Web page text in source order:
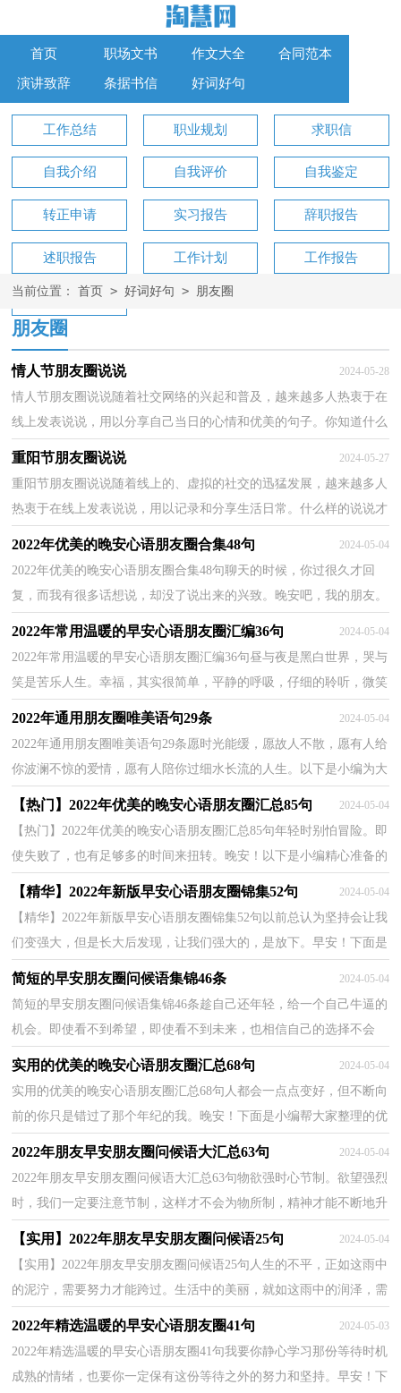
首页 职场文书 作文大全 合同范本
演讲致辞 条据书信 好词好句
工作总结 职业规划 求职信
自我介绍 自我评价 自我鉴定
转正申请 实习报告 辞职报告
述职报告 工作计划 工作报告
工作方案
当前位置： 首页 > 好词好句 > 朋友圈
朋友圈
情人节朋友圈说说 2024-05-28
情人节朋友圈说说随着社交网络的兴起和普及，越来越多人热衷于在
线上发表说说，用以分享自己当日的心情和优美的句子。你知道什么
重阳节朋友圈说说 2024-05-27
重阳节朋友圈说说随着线上的、虚拟的社交的迅猛发展，越来越多人
热衷于在线上发表说说，用以记录和分享生活日常。什么样的说说才
让人印象深刻呢？下面是小编收集整理的重阳节朋友...
2022年优美的晚安心语朋友圈合集48句 2024-05-04
2022年优美的晚安心语朋友圈合集48句聊天的时候，你过很久才回
复，而我有很多话想说，却没了说出来的兴致。晚安吧，我的朋友。
下面是小编为大家提供的优美的晚安心语48句,供大家参...
2022年常用温暖的早安心语朋友圈汇编36句 2024-05-04
2022年常用温暖的早安心语朋友圈汇编36句昼与夜是黑白世界，哭与
笑是苦乐人生。幸福，其实很简单，平静的呼吸，仔细的聆听，微笑
着生活；有人爱，有事做，有所期待；不慌乱，不迷茫，无悔人生；
2022年通用朋友圈唯美语句29条 2024-05-04
2022年通用朋友圈唯美语句29条愿时光能缓，愿故人不散，愿有人给
你波澜不惊的爱情，愿有人陪你过细水长流的人生。以下是小编为大
家收集的朋友圈唯美语句29条,希望对大家有所帮助...
【热门】2022年优美的晚安心语朋友圈汇总85句 2024-05-04
【热门】2022年优美的晚安心语朋友圈汇总85句年轻时别怕冒险。即
使失败了，也有足够多的时间来扭转。晚安！以下是小编精心准备的
优美的晚安心语85句,欢迎大家阅读。1、轻倚岁月...
【精华】2022年新版早安心语朋友圈锦集52句 2024-05-04
【精华】2022年新版早安心语朋友圈锦集52句以前总认为坚持会让我
们变强大，但是长大后发现，让我们强大的，是放下。早安！下面是
小编精心准备的新版早安心语52句,欢迎阅读，希望能够...
简短的早安朋友圈问候语集锦46条 2024-05-04
简短的早安朋友圈问候语集锦46条趁自己还年轻，给一个自己牛逼的
机会。即使看不到希望，即使看不到未来，也相信自己的选择不会
错，自己的未来不会错，自己的梦想不会错。我不怕千万人...
实用的优美的晚安心语朋友圈汇总68句 2024-05-04
实用的优美的晚安心语朋友圈汇总68句人都会一点点变好，但不断向
前的你只是错过了那个年纪的我。晚安！下面是小编帮大家整理的优
美的晚安心语68句,欢迎阅读，希望大家能够喜欢。1...
2022年朋友早安朋友圈问候语大汇总63句 2024-05-04
2022年朋友早安朋友圈问候语大汇总63句物欲强时心节制。欲望强烈
时，我们一定要注意节制，这样才不会为物所制，精神才能不断地升
华，我们才能获得真正的快乐。早安！下面是小编精心整...
【实用】2022年朋友早安朋友圈问候语25句 2024-05-04
【实用】2022年朋友早安朋友圈问候语25句人生的不平，正如这雨中
的泥泞，需要努力才能跨过。生活中的美丽，就如这雨中的润泽，需
要静心去品尝。那么，有拼搏、有感悟的人生，才会萌发更...
2022年精选温暖的早安心语朋友圈41句 2024-05-03
2022年精选温暖的早安心语朋友圈41句我要你静心学习那份等待时机
成熟的情绪，也要你一定保有这份等待之外的努力和坚持。早安！下